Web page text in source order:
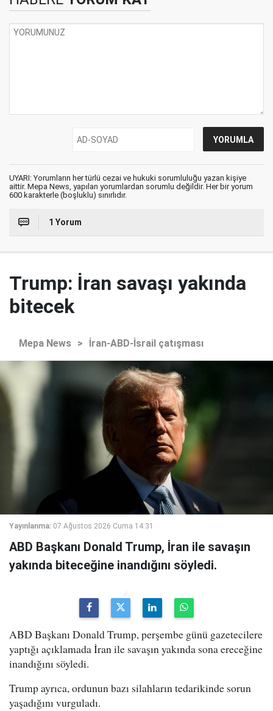
UYARI: Yorumların her türlü cezai ve hukuki sorumluluğu yazan kişiye
aittir. Mepa News, yapılan yorumlardan sorumlu değildir. Her bir yorum
600 karakterle (boşluklu) sınırlıdır.
1 Yorum
Trump: İran savaşı yakında
bitecek
Mepa News > İran-ABD-İsrail çatışması
Yayınlanma: 07 Ağustos 2026 Cuma 14:31
ABD Başkanı Donald Trump, İran ile savaşın
yakında biteceğine inandığını söyledi.
ABD Başkanı Donald Trump, perşembe günü gazetecilere
yaptığı açıklamada İran ile savaşın yakında sona ereceğine
inandığını söyledi.
Trump ayrıca, ordunun bazı silahların tedarikinde sorun
yaşadığını vurguladı.